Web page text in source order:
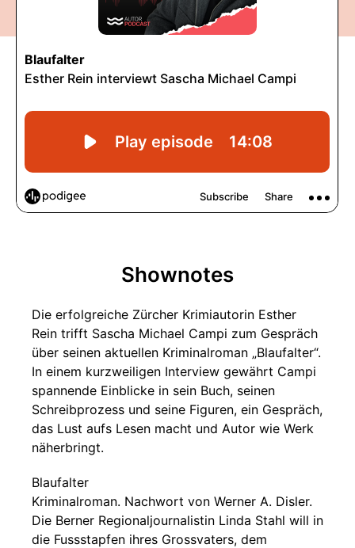
Shownotes
Die erfolgreiche Zürcher Krimiautorin Esther
Rein trifft Sascha Michael Campi zum Gespräch
über seinen aktuellen Kriminalroman „Blaufalter“.
In einem kurzweiligen Interview gewährt Campi
spannende Einblicke in sein Buch, seinen
Schreibprozess und seine Figuren, ein Gespräch,
das Lust aufs Lesen macht und Autor wie Werk
näherbringt.
Blaufalter
Kriminalroman. Nachwort von Werner A. Disler.
Die Berner Regionaljournalistin Linda Stahl will in
die Fussstapfen ihres Grossvaters, dem